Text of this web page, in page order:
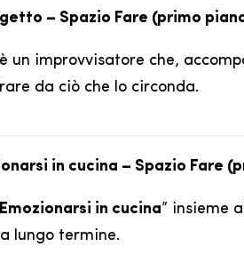
– Spazio Fare (primo
un improvvisatore che,
da ciò che lo circonda.
in cucina – Spazio Fare
Emozionarsi in cucina” insieme
lungo termine.